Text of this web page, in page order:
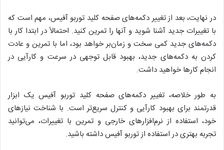
در نهایت، بعد از تغییر دکمه‌های صفحه کلید توربو آفیس، مهم است که
با تغییرات جدید آشنا شوید و آنها را تمرین کنید. احتمالاً در ابتدا کار با
دکمه‌های جدید کمی سخت و زمان‌بر خواهد بود، اما با تمرین و عادت
کردن به دکمه‌های جدید، بهبود قابل توجهی در سرعت و کارآیی در
انجام کارها خواهید داشت.
به طور خلاصه، تغییر دکمه‌های صفحه کلید توربو آفیس یک ابزار
قدرتمند برای بهبود کارآیی و کنترل سریع‌تر است. با شناخت نیازهای
خود، استفاده از نرم‌افزارهای خارجی و تمرین با تغییرات، می‌توانید
تجربه بهتری در استفاده از توربو آفیس داشته باشید.